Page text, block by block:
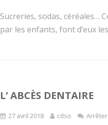
Sucreries, sodas, céréales…
par les enfants, font d’eux
L’ ABCÈS DENTAIRE
27 avril 2018 cdso Arrêter